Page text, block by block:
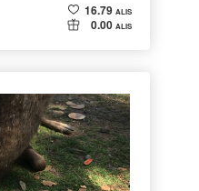
16.79 ALIS
0.00 ALIS